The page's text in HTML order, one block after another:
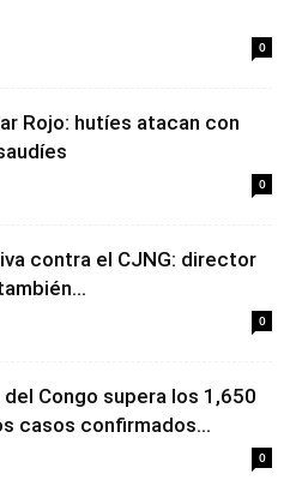
0
Rojo: hutíes atacan con
0
contra el CJNG: director
0
Congo supera los 1,650
casos confirmados...
0